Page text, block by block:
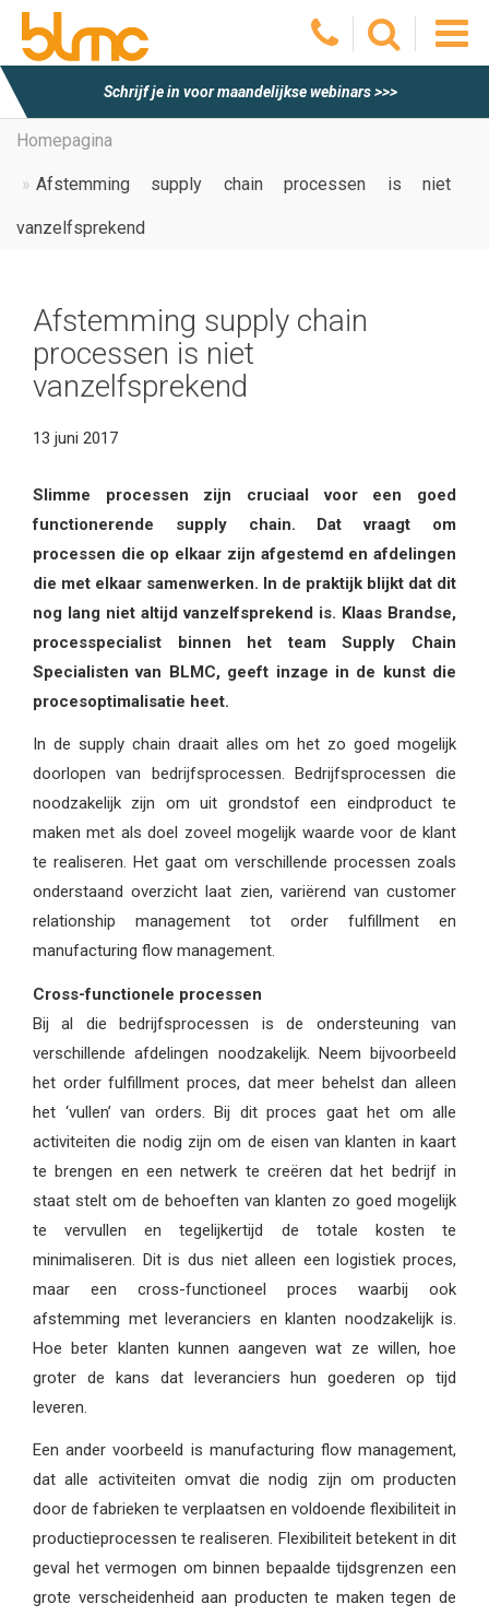
Schrijf je in voor maandelijkse webinars >>>
Homepagina
Afstemming supply chain processen is niet
vanzelfsprekend
Afstemming supply chain
processen is niet
vanzelfsprekend
13 juni 2017
Slimme processen zijn cruciaal voor een goed
functionerende supply chain. Dat vraagt om
processen die op elkaar zijn afgestemd en afdelingen
die met elkaar samenwerken. In de praktijk blijkt dat dit
nog lang niet altijd vanzelfsprekend is. Klaas Brandse,
processpecialist binnen het team Supply Chain
Specialisten van BLMC, geeft inzage in de kunst die
procesoptimalisatie heet.
In de supply chain draait alles om het zo goed mogelijk
doorlopen van bedrijfsprocessen. Bedrijfsprocessen die
noodzakelijk zijn om uit grondstof een eindproduct te
maken met als doel zoveel mogelijk waarde voor de klant
te realiseren. Het gaat om verschillende processen zoals
onderstaand overzicht laat zien, variërend van customer
relationship management tot order fulfillment en
manufacturing flow management.
Cross-functionele processen
Bij al die bedrijfsprocessen is de ondersteuning van
verschillende afdelingen noodzakelijk. Neem bijvoorbeeld
het order fulfillment proces, dat meer behelst dan alleen
het ‘vullen’ van orders. Bij dit proces gaat het om alle
activiteiten die nodig zijn om de eisen van klanten in kaart
te brengen en een netwerk te creëren dat het bedrijf in
staat stelt om de behoeften van klanten zo goed mogelijk
te vervullen en tegelijkertijd de totale kosten te
minimaliseren. Dit is dus niet alleen een logistiek proces,
maar een cross-functioneel proces waarbij ook
afstemming met leveranciers en klanten noodzakelijk is.
Hoe beter klanten kunnen aangeven wat ze willen, hoe
groter de kans dat leveranciers hun goederen op tijd
leveren.
Een ander voorbeeld is manufacturing flow management,
dat alle activiteiten omvat die nodig zijn om producten
door de fabrieken te verplaatsen en voldoende flexibiliteit in
productieprocessen te realiseren. Flexibiliteit betekent in dit
geval het vermogen om binnen bepaalde tijdsgrenzen een
grote verscheidenheid aan producten te maken tegen de